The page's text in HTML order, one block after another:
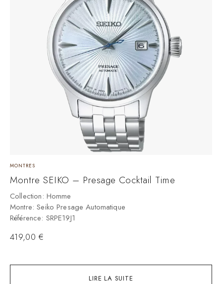
LIRE LA SUITE
MONTRES
Montre SEIKO – Presage Cocktail Time
Collection: Homme
Montre: Seiko Presage Automatique
Référence: SRPE19J1
419,00 €